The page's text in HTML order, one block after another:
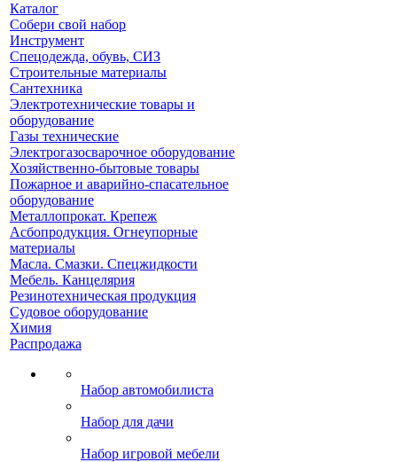
Каталог
Собери свой набор
Инструмент
Спецодежда, обувь, СИЗ
Строительные материалы
Сантехника
Электротехнические товары и
оборудование
Газы технические
Электрогазосварочное оборудование
Хозяйственно-бытовые товары
Пожарное и аварийно-спасательное
оборудование
Металлопрокат. Крепеж
Асбопродукция. Огнеупорные
материалы
Масла. Смазки. Спецжидкости
Мебель. Канцелярия
Резинотехническая продукция
Судовое оборудование
Химия
Распродажа
Набор автомобилиста
Набор для дачи
Набор игровой мебели